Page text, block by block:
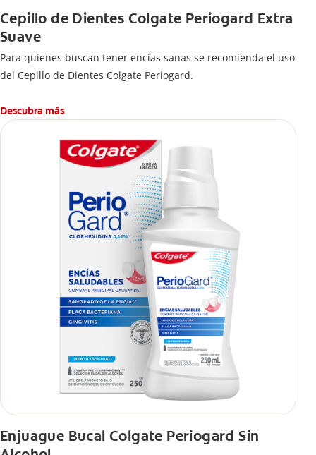
Cepillo de Dientes Colgate Periogard Extra
Suave
Para quienes buscan tener encías sanas se recomienda el uso
del Cepillo de Dientes Colgate Periogard.
Descubra más
Enjuague Bucal Colgate Periogard Sin